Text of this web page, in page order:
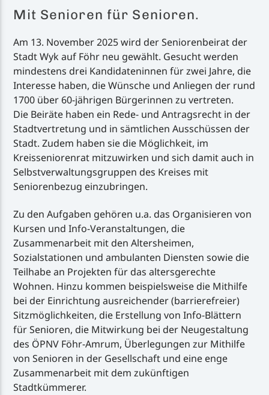
Mit Senioren für Senioren.
Am 13. November 2025 wird der Seniorenbeirat der
Stadt Wyk auf Föhr neu gewählt. Gesucht werden
mindestens drei Kandidateninnen für zwei Jahre, die
Interesse haben, die Wünsche und Anliegen der rund
1700 über 60-jährigen Bürgerinnen zu vertreten.
Die Beiräte haben ein Rede- und Antragsrecht in der
Stadtvertretung und in sämtlichen Ausschüssen der
Stadt. Zudem haben sie die Möglichkeit, im
Kreisseniorenrat mitzuwirken und sich damit auch in
Selbstverwaltungsgruppen des Kreises mit
Seniorenbezug einzubringen.
Zu den Aufgaben gehören u.a. das Organisieren von
Kursen und Info-Veranstaltungen, die
Zusammenarbeit mit den Altersheimen,
Sozialstationen und ambulanten Diensten sowie die
Teilhabe an Projekten für das altersgerechte
Wohnen. Hinzu kommen beispielsweise die Mithilfe
bei der Einrichtung ausreichender (barrierefreier)
Sitzmöglichkeiten, die Erstellung von Info-Blättern
für Senioren, die Mitwirkung bei der Neugestaltung
des ÖPNV Föhr-Amrum, Überlegungen zur Mithilfe
von Senioren in der Gesellschaft und eine enge
Zusammenarbeit mit dem zukünftigen
Stadtkümmerer.